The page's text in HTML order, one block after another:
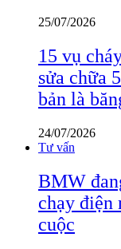
25/07/2026
15 vụ
sửa chữa
bản là
24/07/2026
Tư vấn
BMW
chạy điện
cuộc